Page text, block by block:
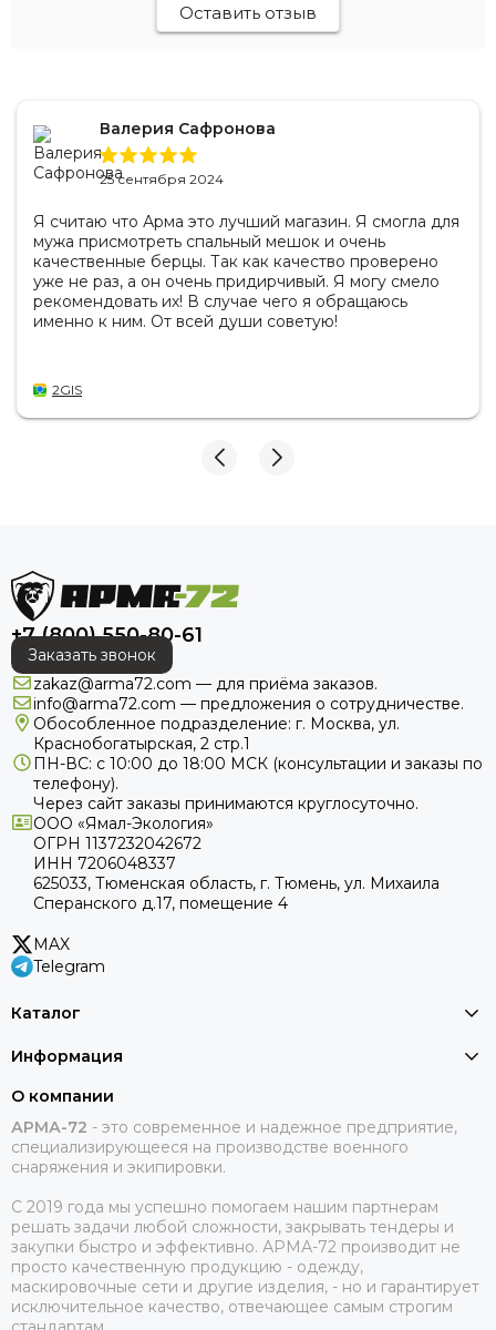
Оставить отзыв
Валерия Сафронова
25 сентября 2024
Я считаю что Арма это лучший магазин. Я смогла для
мужа присмотреть спальный мешок и очень
качественные берцы. Так как качество проверено
уже не раз, а он очень придирчивый. Я могу смело
рекомендовать их! В случае чего я обращаюсь
именно к ним. От всей души советую!
2GIS
+7 (800) 550-80-61
Заказать звонок
zakaz@arma72.com — для приёма заказов.
info@arma72.com — предложения о сотрудничестве.
Обособленное подразделение: г. Москва, ул.
Краснобогатырская, 2 стр.1
ПН-ВС: с 10:00 до 18:00 МСК (консультации и заказы по
телефону).
Через сайт заказы принимаются круглосуточно.
ООО «Ямал-Экология»
ОГРН 1137232042672
ИНН 7206048337
625033, Тюменская область, г. Тюмень, ул. Михаила
Сперанского д.17, помещение 4
MAX
Telegram
Каталог
Информация
О компании
АРМА-72 - это современное и надежное предприятие,
специализирующееся на производстве военного
снаряжения и экипировки.
С 2019 года мы успешно помогаем нашим партнерам
решать задачи любой сложности, закрывать тендеры и
закупки быстро и эффективно. АРМА-72 производит не
просто качественную продукцию - одежду,
маскировочные сети и другие изделия, - но и гарантирует
исключительное качество, отвечающее самым строгим